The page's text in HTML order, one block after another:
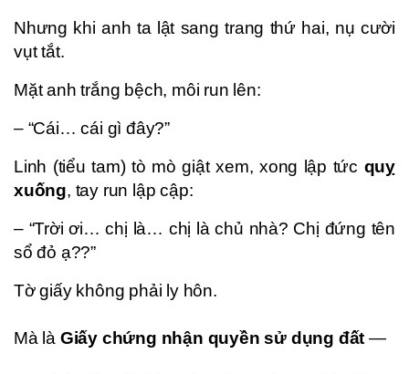
Nhưng khi anh ta lật sang trang thứ hai, nụ cười
vụt tắt.
Mặt anh trắng bệch, môi run lên:
– “Cái… cái gì đây?”
Linh (tiểu tam) tò mò giật xem, xong lập tức quỵ
xuống, tay run lập cập:
– “Trời ơi… chị là… chị là chủ nhà? Chị đứng tên
sổ đỏ ạ??”
Tờ giấy không phải ly hôn.
Mà là Giấy chứng nhận quyền sử dụng đất —